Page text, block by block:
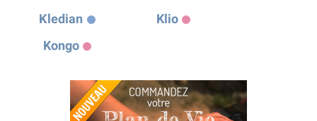
Kledian
Klio
Kongo